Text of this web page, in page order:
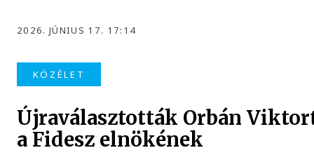
2026. JÚNIUS 17. 17:14
KÖZÉLET
Újraválasztották Orbán
a Fidesz elnökének